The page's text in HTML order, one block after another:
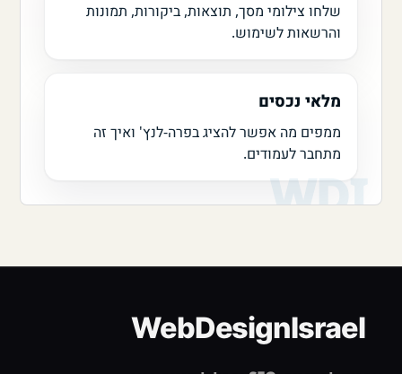
שלחו צילומי מסך, תוצאות, ביקורות, תמונות
והרשאות לשימוש.
מלאי נכסים
ממפים מה אפשר להציג בפרה-לנץ' ואיך זה
מתחבר לעמודים.